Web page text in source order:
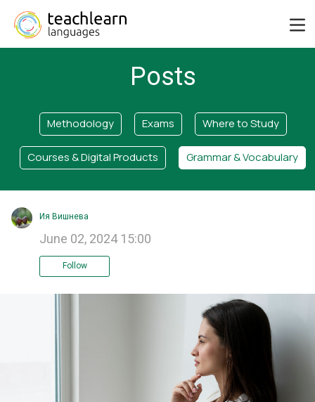
Posts
Methodology Exams Where to Study
Courses & Digital Products Grammar & Vocabulary
Ия Вишнева
June 02, 2024 15:00
Follow